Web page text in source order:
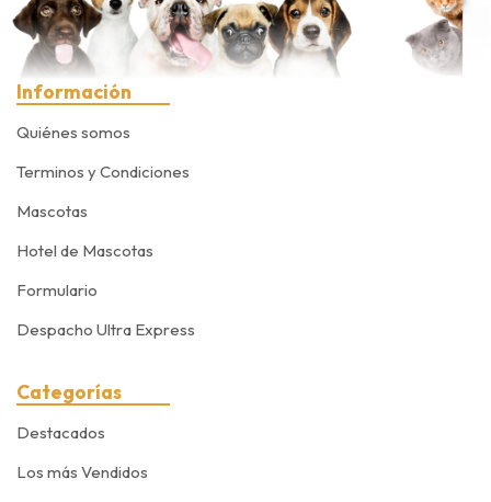
Información
Quiénes somos
Terminos y Condiciones
Mascotas
Hotel de Mascotas
Formulario
Despacho Ultra Express
Categorías
Destacados
Los más Vendidos